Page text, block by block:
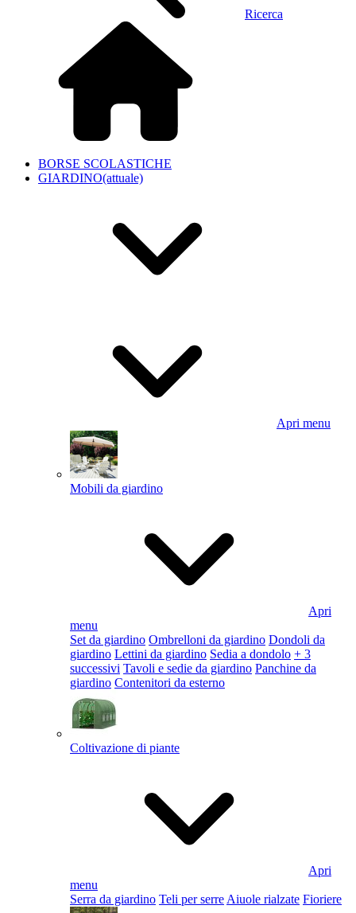
Ricerca
BORSE SCOLASTICHE
GIARDINO(attuale)
Apri menu
Mobili da giardino
Apri
menu
Set da giardino Ombrelloni da giardino Dondoli da
giardino Lettini da giardino Sedia a dondolo + 3
successivi Tavoli e sedie da giardino Panchine da
giardino Contenitori da esterno
Coltivazione di piante
Apri
menu
Serra da giardino Teli per serre Aiuole rialzate Fioriere